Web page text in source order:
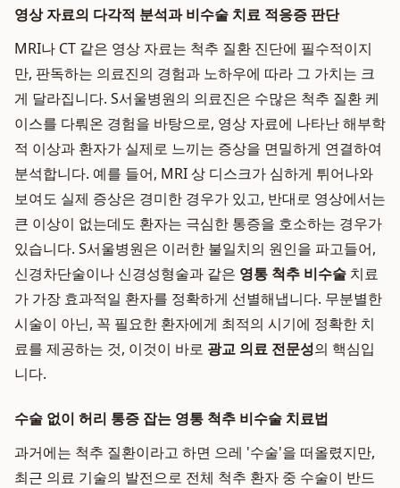
영상 자료의 다각적 분석과 비수술 치료 적응증 판단
MRI나 CT 같은 영상 자료는 척추 질환 진단에 필수적이지
만, 판독하는 의료진의 경험과 노하우에 따라 그 가치는 크
게 달라집니다. S서울병원의 의료진은 수많은 척추 질환 케
이스를 다뤄온 경험을 바탕으로, 영상 자료에 나타난 해부학
적 이상과 환자가 실제로 느끼는 증상을 면밀하게 연결하여
분석합니다. 예를 들어, MRI 상 디스크가 심하게 튀어나와
보여도 실제 증상은 경미한 경우가 있고, 반대로 영상에서는
큰 이상이 없는데도 환자는 극심한 통증을 호소하는 경우가
있습니다. S서울병원은 이러한 불일치의 원인을 파고들어,
신경차단술이나 신경성형술과 같은 영통 척추 비수술 치료
가 가장 효과적일 환자를 정확하게 선별해냅니다. 무분별한
시술이 아닌, 꼭 필요한 환자에게 최적의 시기에 정확한 치
료를 제공하는 것, 이것이 바로 광교 의료 전문성의 핵심입
니다.
수술 없이 허리 통증 잡는 영통 척추 비수술 치료법
과거에는 척추 질환이라고 하면 으레 '수술'을 떠올렸지만,
최근 의료 기술의 발전으로 전체 척추 환자 중 수술이 반드